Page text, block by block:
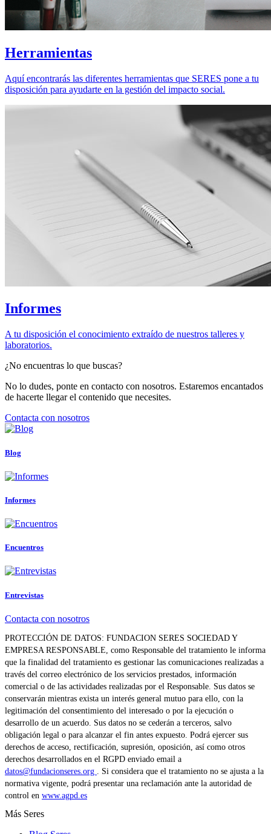
Herramientas
Aquí encontrarás las diferentes herramientas que SERES pone a tu
disposición para ayudarte en la gestión del impacto social.
Informes
A tu disposición el conocimiento extraído de nuestros talleres y
laboratorios.
¿No encuentras lo que buscas?
No lo dudes, ponte en contacto con nosotros. Estaremos encantados
de hacerte llegar el contenido que necesites.
Contacta con nosotros
Blog
Informes
Encuentros
Entrevistas
Contacta con nosotros
PROTECCIÓN DE DATOS: FUNDACION SERES SOCIEDAD Y
EMPRESA RESPONSABLE, como Responsable del tratamiento le informa
que la finalidad del tratamiento es gestionar las comunicaciones realizadas a
través del correo electrónico de los servicios prestados, información
comercial o de las actividades realizadas por el Responsable. Sus datos se
conservarán mientras exista un interés general mutuo para ello, con la
legitimación del consentimiento del interesado o por la ejecución o
desarrollo de un acuerdo. Sus datos no se cederán a terceros, salvo
obligación legal o para alcanzar el fin antes expuesto. Podrá ejercer sus
derechos de acceso, rectificación, supresión, oposición, así como otros
derechos desarrollados en el RGPD enviado email a
datos@fundacionseres.org . Si considera que el tratamiento no se ajusta a la
normativa vigente, podrá presentar una reclamación ante la autoridad de
control en www.agpd.es
Más Seres